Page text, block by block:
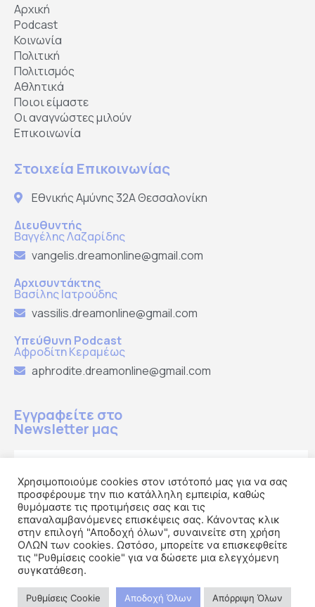
Αρχική
Podcast
Κοινωνία
Πολιτική
Πολιτισμός
Αθλητικά
Ποιοι είμαστε
Οι αναγνώστες μιλούν
Επικοινωνία
Στοιχεία Επικοινωνίας
Εθνικής Αμύνης 32Α Θεσσαλονίκη
Διευθυντής
Βαγγέλης Λαζαρίδης
vangelis.dreamonline@gmail.com
Αρχισυντάκτης
Βασίλης Ιατρούδης
vassilis.dreamonline@gmail.com
Υπεύθυνη Podcast
Αφροδίτη Κεραμέως
aphrodite.dreamonline@gmail.com
Εγγραφείτε στο
Newsletter μας
Εγγραφή
© 2022 DREAM ON-line. Developed byCactus
Χρησιμοποιούμε cookies στον ιστότοπό μας για να σας
προσφέρουμε την πιο κατάλληλη εμπειρία, καθώς
θυμόμαστε τις προτιμήσεις σας και τις
επαναλαμβανόμενες επισκέψεις σας. Κάνοντας κλικ
στην επιλογή "Αποδοχή όλων", συναινείτε στη χρήση
ΟΛΩΝ των cookies. Ωστόσο, μπορείτε να επισκεφθείτε
τις "Ρυθμίσεις cookie" για να δώσετε μια ελεγχόμενη
συγκατάθεση.
Ρυθμίσεις Cookie Αποδοχή Όλων Απόρριψη Όλων